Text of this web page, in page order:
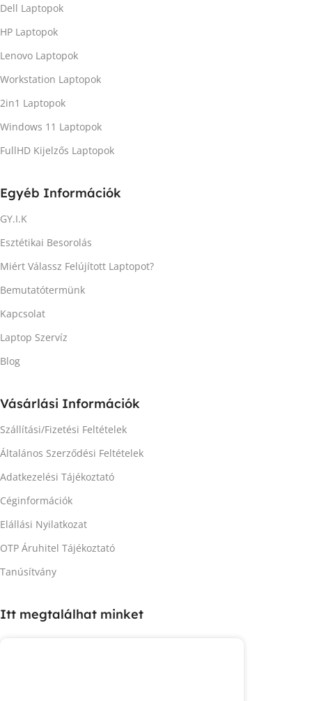
Dell Laptopok
HP Laptopok
Lenovo Laptopok
Workstation Laptopok
2in1 Laptopok
Windows 11 Laptopok
FullHD Kijelzős Laptopok
Egyéb Információk
GY.I.K
Esztétikai Besorolás
Miért Válassz Felújított Laptopot?
Bemutatótermünk
Kapcsolat
Laptop Szervíz
Blog
Vásárlási Információk
Szállítási/Fizetési Feltételek
Általános Szerződési Feltételek
Adatkezelési Tájékoztató
Céginformációk
Elállási Nyilatkozat
OTP Áruhitel Tájékoztató
Tanúsítvány
Itt megtalálhat minket